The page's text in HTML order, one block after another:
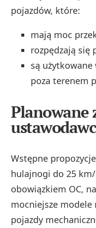
pojazdów, które:
mają moc
rozpędzają się
są
poza terenem
Planowane
Wstępne
hulajnogi do 25
obowiązkiem OC,
mocniejsze modele
pojazdy